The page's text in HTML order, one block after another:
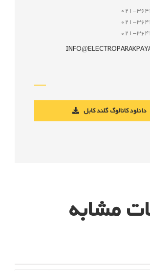
021-
021-
021-
دانلود کاتالوگ گلند کابل
مشابه